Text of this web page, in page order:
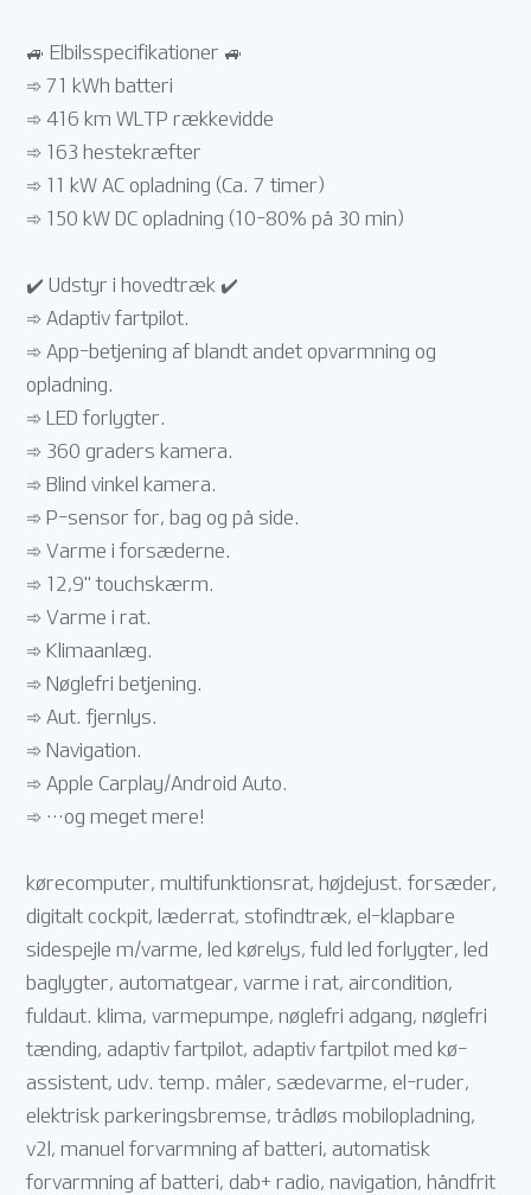
🚙 Elbilsspecifikationer 🚙
➾ 71 kWh batteri
➾ 416 km WLTP rækkevidde
➾ 163 hestekræfter
➾ 11 kW AC opladning (Ca. 7 timer)
➾ 150 kW DC opladning (10-80% på 30 min)
✔️ Udstyr i hovedtræk ✔️
➾ Adaptiv fartpilot.
➾ App-betjening af blandt andet opvarmning og
opladning.
➾ LED forlygter.
➾ 360 graders kamera.
➾ Blind vinkel kamera.
➾ P-sensor for, bag og på side.
➾ Varme i forsæderne.
➾ 12,9'' touchskærm.
➾ Varme i rat.
➾ Klimaanlæg.
➾ Nøglefri betjening.
➾ Aut. fjernlys.
➾ Navigation.
➾ Apple Carplay/Android Auto.
➾ …og meget mere!
kørecomputer, multifunktionsrat, højdejust. forsæder,
digitalt cockpit, læderrat, stofindtræk, el-klapbare
sidespejle m/varme, led kørelys, fuld led forlygter, led
baglygter, automatgear, varme i rat, aircondition,
fuldaut. klima, varmepumpe, nøglefri adgang, nøglefri
tænding, adaptiv fartpilot, adaptiv fartpilot med kø-
assistent, udv. temp. måler, sædevarme, el-ruder,
elektrisk parkeringsbremse, trådløs mobilopladning,
v2l, manuel forvarmning af batteri, automatisk
forvarmning af batteri, dab+ radio, navigation, håndfrit